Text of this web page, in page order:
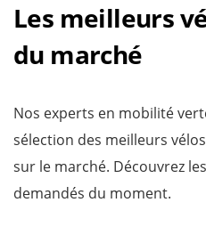
Les meilleurs
du marché
Nos experts en mobilité
sélection des meilleurs
sur le marché. Découvrez
demandés du moment.